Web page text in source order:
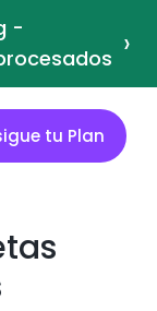
-
›
tu Plan